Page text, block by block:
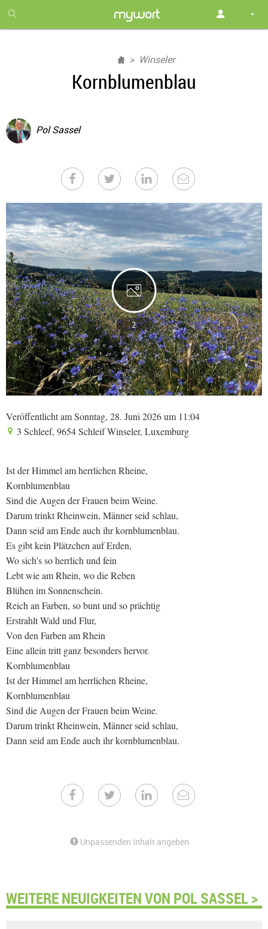
month
free
Winseler
Kornblumenblau
Pol Sassel
2
Veröffentlicht am Sonntag, 28. Juni 2026 um 11:04
3 Schleef, 9654 Schleif Winseler, Luxemburg
Ist der Himmel am herrlichen Rheine,
Kornblumenblau
Sind die Augen der Frauen beim Weine.
Darum trinkt Rheinwein, Männer seid schlau,
Dann seid am Ende auch ihr kornblumenblau.
Es gibt kein Plätzchen auf Erden,
Wo sich's so herrlich und fein
Lebt wie am Rhein, wo die Reben
Blühen im Sonnenschein.
Reich an Farben, so bunt und so prächtig
Erstrahlt Wald und Flur,
Von den Farben am Rhein
Eine allein tritt ganz besonders hervor.
Kornblumenblau
Ist der Himmel am herrlichen Rheine,
Kornblumenblau
Sind die Augen der Frauen beim Weine.
Darum trinkt Rheinwein, Männer seid schlau,
Dann seid am Ende auch ihr kornblumenblau.
Unpassenden Inhalt angeben
WEITERE NEUIGKEITEN VON POL SASSEL >